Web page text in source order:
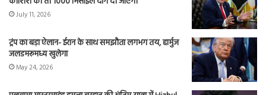
July 11, 2026
ट्रंप का बड़ा ऐलान- ईरान के साथ समझौता लगभग तय, हार्मुज
जलडमरूमध्य खुलेगा
May 24, 2026